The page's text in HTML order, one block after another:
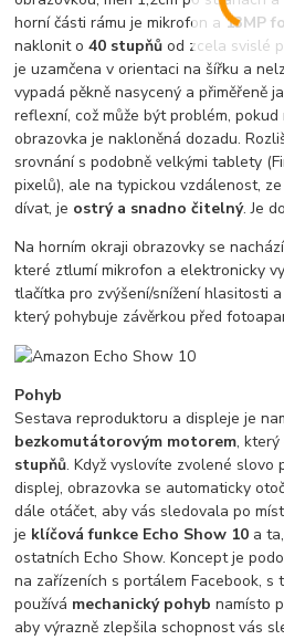
horní části rámu je mikrofon a13MP
naklonit o40 stupňů od zcela svislé
je uzamčena v orientaci na šířku a
vypadá pěkně nasycený a přiměřeně
reflexní, což může být problém,
obrazovka je nakloněná dozadu.
srovnání s podobně velkými tablety
pixelů), ale na typickou vzdálenost,
dívat, je ostrý a snadno čitelný. Je
Na horním okraji obrazovky se
které ztlumí mikrofon a elektronicky
tlačítka pro zvýšení/snížení hlasitosti
který pohybuje závěrkou před
Pohyb
Sestava reproduktoru a displeje je
bezkomutátorovým motorem,
stupňů. Když vyslovíte zvolené slovo
displej, obrazovka se automaticky
dále otáčet, aby vás sledovala po
je klíčová funkce Echo Show 10 a
ostatních Echo Show. Koncept je
na zařízeních s portálem Facebook, s
používá mechanický pohyb namísto
aby výrazně zlepšila schopnost vás